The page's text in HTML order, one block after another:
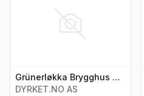
Grünerløkka Brygghus Hverdags-ipa 330ml
DYRKET.NO AS